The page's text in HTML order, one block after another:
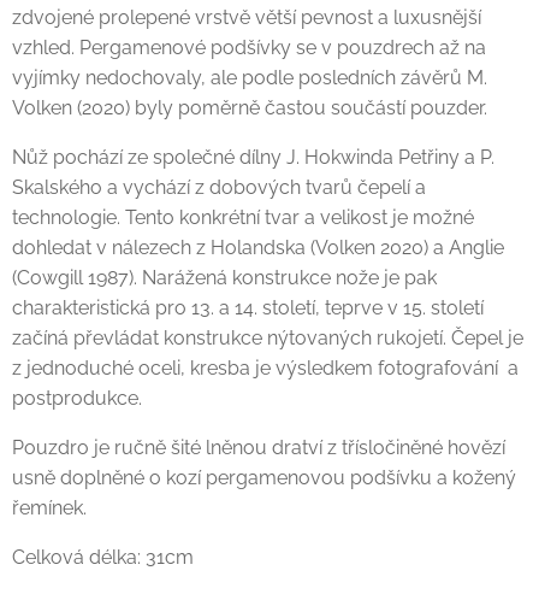
zdvojené prolepené vrstvě větší pevnost a luxusnější
vzhled. Pergamenové podšívky se v pouzdrech až na
vyjímky nedochovaly, ale podle posledních závěrů M.
Volken (2020) byly poměrně častou součástí pouzder.
Nůž pochází ze společné dílny J. Hokwinda Petřiny a P.
Skalského a vychází z dobových tvarů čepelí a
technologie. Tento konkrétní tvar a velikost je možné
dohledat v nálezech z Holandska (Volken 2020) a Anglie
(Cowgill 1987). Narážená konstrukce nože je pak
charakteristická pro 13. a 14. století, teprve v 15. století
začíná převládat konstrukce nýtovaných rukojetí. Čepel je
z jednoduché oceli, kresba je výsledkem fotografování a
postprodukce.
Pouzdro je ručně šité lněnou dratví z třísločiněné hovězí
usně doplněné o kozí pergamenovou podšívku a kožený
řemínek.
Celková délka: 31cm